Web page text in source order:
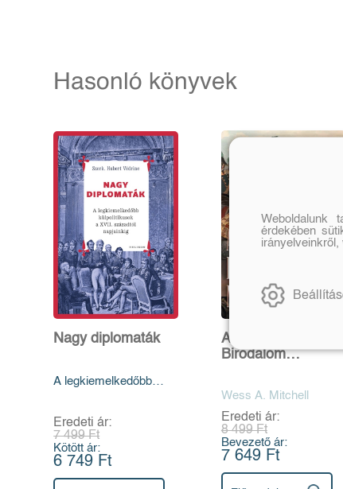
Hasonló könyvek
Nagy diplomaták
A legkiemelkedőbb
Eredeti ár:
7 499 Ft
Kötött ár:
6 749 Ft
A Habsburg
Birodalom
Wess A. Mitchell
Eredeti ár:
8 499 Ft
Bevezető ár:
7 649 Ft
Weboldalunk
érdekében